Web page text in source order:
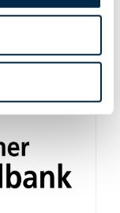
G50m
P25/50m